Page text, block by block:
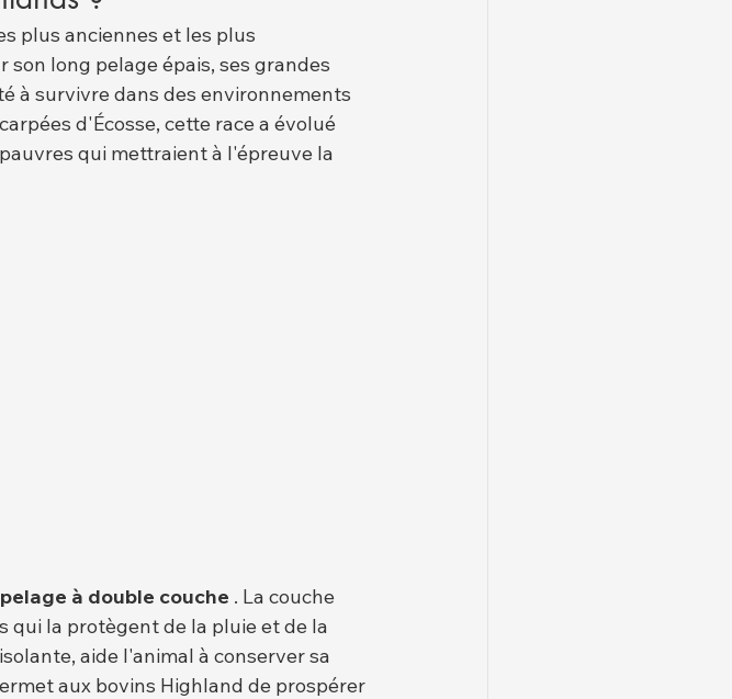
plus anciennes et les plus
son long pelage épais, ses grandes
à survivre dans des environnements
d'Écosse, cette race a évolué
qui mettraient à l'épreuve la
pelage à double couche . La couche
qui la protègent de la pluie et de la
aide l'animal à conserver sa
aux bovins Highland de prospérer